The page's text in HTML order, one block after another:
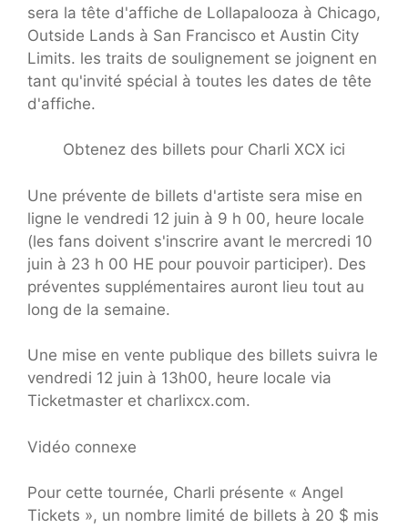
sera la tête d'affiche de Lollapalooza à Chicago,
Outside Lands à San Francisco et Austin City
Limits. les traits de soulignement se joignent en
tant qu'invité spécial à toutes les dates de tête
d'affiche.
Obtenez des billets pour Charli XCX ici
Une prévente de billets d'artiste sera mise en
ligne le vendredi 12 juin à 9 h 00, heure locale
(les fans doivent s'inscrire avant le mercredi 10
juin à 23 h 00 HE pour pouvoir participer). Des
préventes supplémentaires auront lieu tout au
long de la semaine.
Une mise en vente publique des billets suivra le
vendredi 12 juin à 13h00, heure locale via
Ticketmaster et charlixcx.com.
Vidéo connexe
Pour cette tournée, Charli présente « Angel
Tickets », un nombre limité de billets à 20 $ mis